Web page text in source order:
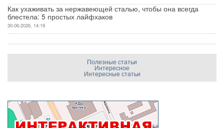
Как ухаживать за нержавеющей сталью, чтобы она всегда
блестела: 5 простых лайфхаков
30-06-2026, 14:19
Полезные статьи
Интересное
Интересные статьи